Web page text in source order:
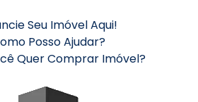
Seu Imóvel Aqui!
Posso Ajudar?
Quer Comprar Imóvel?